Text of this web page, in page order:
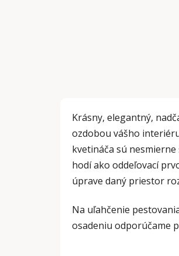
Krásny, elegantný,
ozdobou vášho
kvetináča sú
hodí ako oddeľovací
úprave daný priestor
Na uľahčenie
osadeniu odporúčame